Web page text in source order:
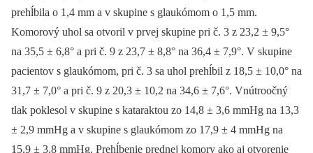
prehĺbila o 1,4 mm a v skupine s glaukómom o 1,5 mm.
Komorový uhol sa otvoril v prvej skupine pri č. 3 z 23,2 ± 9,5°
na 35,5 ± 6,8° a pri č. 9 z 23,7 ± 8,8° na 36,4 ± 7,9°. V skupine
pacientov s glaukómom, pri č. 3 sa uhol prehĺbil z 18,5 ± 10,0° na
31,7 ± 7,0° a pri č. 9 z 20,3 ± 10,2 na 34,6 ± 7,6°. Vnútroočný
tlak poklesol v skupine s kataraktou zo 14,8 ± 3,6 mmHg na 13,3
± 2,9 mmHg a v skupine s glaukómom zo 17,9 ± 4 mmHg na
15,9 ± 3,8 mmHg. Prehĺbenie prednej komory ako aj otvorenie